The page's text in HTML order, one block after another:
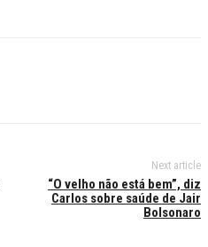
Next article
“O velho não está bem”, diz
Carlos sobre saúde de Jair
Bolsonaro